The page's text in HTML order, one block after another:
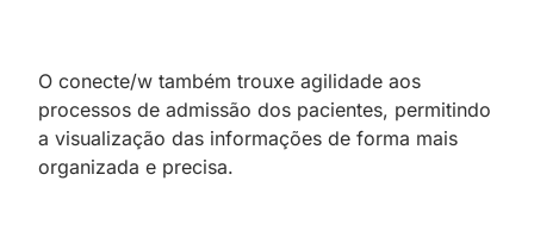
O conecte/w também trouxe agilidade aos
processos de admissão dos pacientes, permitindo
a visualização das informações de forma mais
organizada e precisa.